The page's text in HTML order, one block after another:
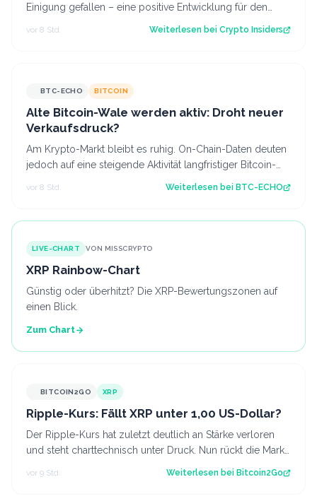
Einigung gefallen – eine positive Entwicklung für den
vor 8 Std. Weiterlesen bei Crypto Insiders
BTC-ECHO BITCOIN
Alte Bitcoin-Wale werden aktiv: Droht neuer
Verkaufsdruck?
Am Krypto-Markt bleibt es ruhig. On-Chain-Daten deuten
jedoch auf eine steigende Aktivität langfristiger Bitcoin-
vor 8 Std. Weiterlesen bei BTC-ECHO
LIVE-CHART VON MISSCRYPTO
XRP Rainbow-Chart
Günstig oder überhitzt? Die XRP-Bewertungszonen auf
einen Blick.
Zum Chart
BITCOIN2GO XRP
Ripple-Kurs: Fällt XRP unter 1,00 US-Dollar?
Der Ripple-Kurs hat zuletzt deutlich an Stärke verloren
und steht charttechnisch unter Druck. Nun rückt die Marke
vor 9 Std. Weiterlesen bei Bitcoin2Go